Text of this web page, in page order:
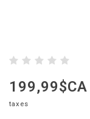
199,99$CA
taxes